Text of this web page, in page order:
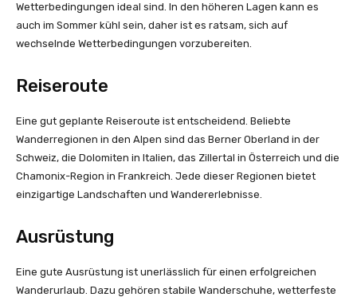
Wetterbedingungen ideal sind. In den höheren Lagen kann es
auch im Sommer kühl sein, daher ist es ratsam, sich auf
wechselnde Wetterbedingungen vorzubereiten.
Reiseroute
Eine gut geplante Reiseroute ist entscheidend. Beliebte
Wanderregionen in den Alpen sind das Berner Oberland in der
Schweiz, die Dolomiten in Italien, das Zillertal in Österreich und die
Chamonix-Region in Frankreich. Jede dieser Regionen bietet
einzigartige Landschaften und Wandererlebnisse.
Ausrüstung
Eine gute Ausrüstung ist unerlässlich für einen erfolgreichen
Wanderurlaub. Dazu gehören stabile Wanderschuhe, wetterfeste